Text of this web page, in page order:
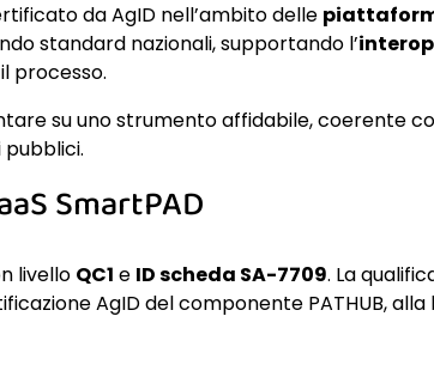
da AgID nell’ambito delle
standard nazionali, supportando l’
processo.
su uno strumento affidabile, coerente
SmartPAD
livello QC1 e ID scheda SA-7709. La
AgID del componente PATHUB,